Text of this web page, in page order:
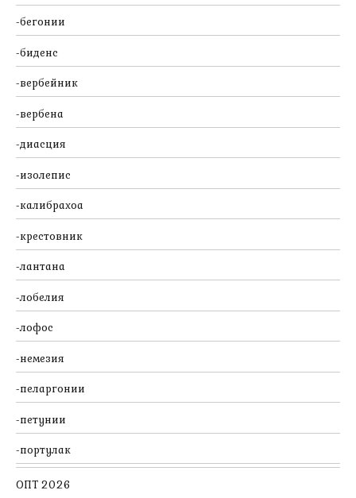
бегонии
биденс
вербейник
вербена
диасция
изолепис
калибрахоа
крестовник
лантана
лобелия
лофос
немезия
пеларгонии
петунии
портулак
ОПТ 2026